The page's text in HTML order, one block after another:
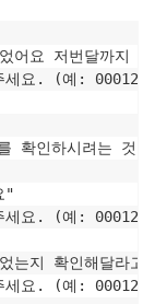
요 저번달까지
세요. (예:
확인하시려는 것
"
세요. (예:
지 확인해달라고
세요. (예: